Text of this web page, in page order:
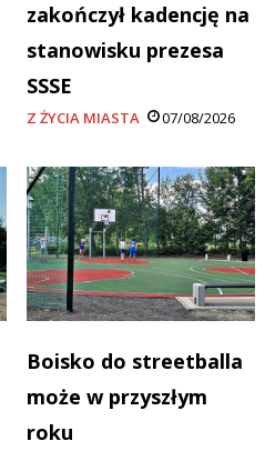
zakończył kadencję na
stanowisku prezesa
SSSE
Z ŻYCIA MIASTA 07/08/2026
Boisko do streetballa
może w przyszłym
roku